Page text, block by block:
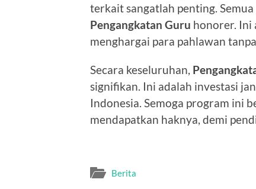
terkait sangatlah penting.
Pengangkatan Guru honorer. Ini
menghargai para pahlawan
Secara keseluruhan,
signifikan. Ini adalah investasi
Indonesia. Semoga program ini
mendapatkan haknya, demi
Berita